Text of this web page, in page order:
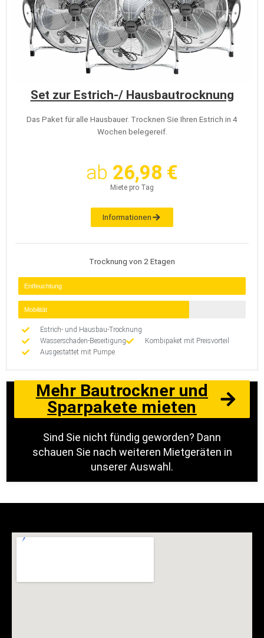
Set zur Estrich-/ Hausbautrocknung
Das Paket für alle Hausbauer. Trocknen Sie Ihren Estrich in 4
Wochen belegereif.
ab 26,98 €
Miete pro Tag
Informationen
Trocknung von 2 Etagen
Entfeuchtung
Mobilität
Estrich- und Hausbau-Trocknung
Wasserschaden-Beseitigung
Kombipaket mit Preisvorteil
Ausgestattet mit Pumpe
Mehr Bautrockner und
Sparpakete mieten
Sind Sie nicht fündig geworden? Dann
schauen Sie nach weiteren Mietgeräten in
unserer Auswahl.